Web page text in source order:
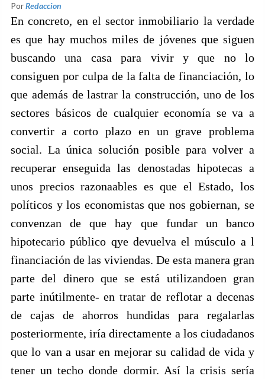
PorRedaccion
En concreto, en el sector inmobiliario la verdade
es que hay muchos miles de jóvenes que siguen
buscando una casa para vivir y que no lo
consiguen por culpa de la falta de financiación, lo
que además de lastrar la construcción, uno de los
sectores básicos de cualquier economía se va a
convertir a corto plazo en un grave problema
social. La única solución posible para volver a
recuperar enseguida las denostadas hipotecas a
unos precios razonaables es que el Estado, los
políticos y los economistas que nos gobiernan, se
convenzan de que hay que fundar un banco
hipotecario público qye devuelva el músculo a l
financiación de las viviendas. De esta manera gran
parte del dinero que se está utilizandoen gran
parte inútilmente- en tratar de reflotar a decenas
de cajas de ahorros hundidas para regalarlas
posteriormente, iría directamente a los ciudadanos
que lo van a usar en mejorar su calidad de vida y
tener un techo donde dormir. Así la crisis sería